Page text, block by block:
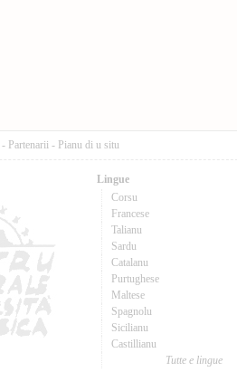
- Partenarii - Pianu di u situ
Lingue
Corsu
Francese
Talianu
Sardu
Catalanu
Purtughese
Maltese
Spagnolu
Sicilianu
Castillianu
Tutte e lingue